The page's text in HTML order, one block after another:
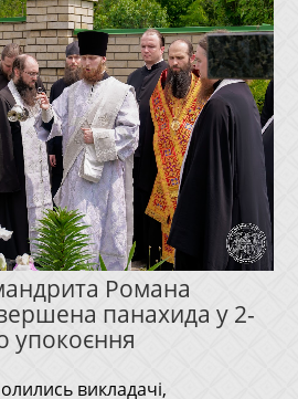
Романа
панахида у 2-
упокоєння
викладачі,